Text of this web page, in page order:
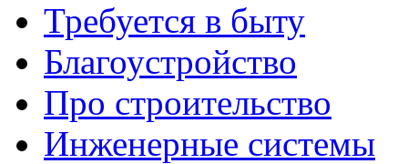
Требуется в быту
Благоустройство
Про строительство
Инженерные системы